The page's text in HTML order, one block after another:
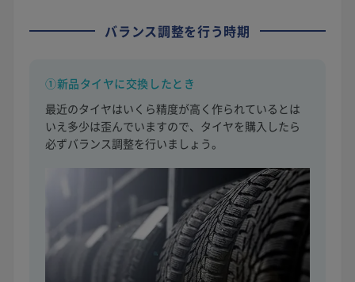
バランス調整を行う時期
①新品タイヤに交換したとき
最近のタイヤはいくら精度が高く作られているとは
いえ多少は歪んでいますので、タイヤを購入したら
必ずバランス調整を行いましょう。